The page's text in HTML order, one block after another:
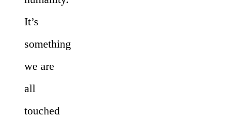
It’s
something
we are
all
touched